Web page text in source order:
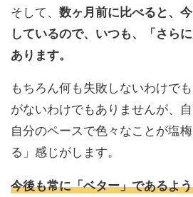
そして、 数ヶ月前に比べると、
しているので、いつも、「さら
あります。
もちろん何も失敗しないわけで
がないわけでもありませんが、自
自分のペースで色々なことが塩
る」感じがします。
今後も常に「ベター」であるよ